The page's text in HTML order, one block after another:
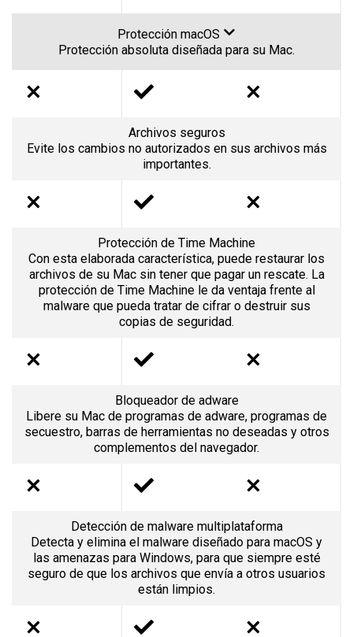
Protección macOS
Protección absoluta diseñada para su Mac.
Archivos seguros
Evite los cambios no autorizados en sus archivos más
importantes.
Protección de Time Machine
Con esta elaborada característica, puede restaurar los
archivos de su Mac sin tener que pagar un rescate. La
protección de Time Machine le da ventaja frente al
malware que pueda tratar de cifrar o destruir sus
copias de seguridad.
Bloqueador de adware
Libere su Mac de programas de adware, programas de
secuestro, barras de herramientas no deseadas y otros
complementos del navegador.
Detección de malware multiplataforma
Detecta y elimina el malware diseñado para macOS y
las amenazas para Windows, para que siempre esté
seguro de que los archivos que envía a otros usuarios
están limpios.